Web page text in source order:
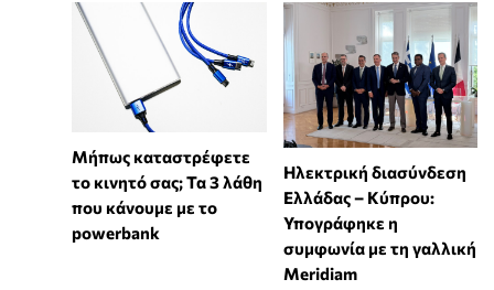
Μήπως καταστρέφετε
το κινητό σας; Τα 3 λάθη
που κάνουμε με το
powerbank
Ηλεκτρική διασύνδεση
Ελλάδας – Κύπρου:
Υπογράφηκε η
συμφωνία με τη γαλλική
Meridiam